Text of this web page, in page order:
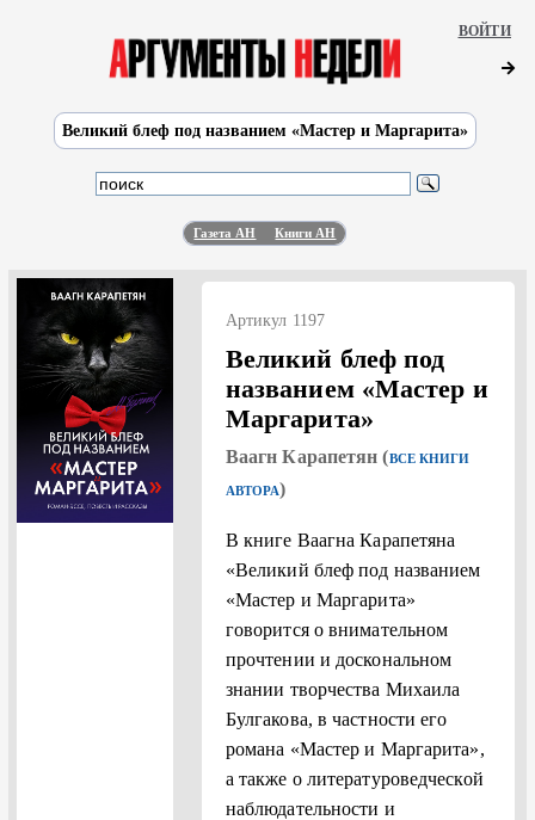
Великий блеф под названием «Мастер и Маргарита»
ВОЙТИ
Газета АН Книги АН
Артикул 1197
Великий блеф под
названием «Мастер и
Маргарита»
Ваагн Карапетян (ВСЕ КНИГИ
АВТОРА)
В книге Ваагна Карапетяна
«Великий блеф под названием
«Мастер и Маргарита»
говорится о внимательном
прочтении и доскональном
знании творчества Михаила
Булгакова, в частности его
романа «Мастер и Маргарита»,
а также о литературоведческой
наблюдательности и